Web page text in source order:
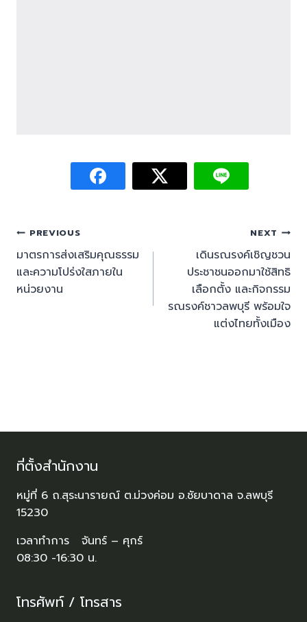
PREVIOUS
มาตรการส่งเสริมคุณธรรม
และความโปร่งใสภายใน
หน่วยงาน
NEXT
เดินรณรงค์เชิญชวน
ประชาชนออกมาใช้สิทธิ
เลือกตั้ง และกิจกรรม
รณรงค์ชาวลพบุรี พร้อมใจ
แต่งไทยทั้งเมือง
ที่ตั้งสำนักงาน
หมู่ที่ 6 ถ.สุระนารายณ์ ต.ม่วงค่อม อ.ชัยบาดาล จ.ลพบุรี
15230
เวลาทำการ จันทร์ – ศุกร์
08:30 -16:30 น.
โทรศัพท์ / โทรสาร